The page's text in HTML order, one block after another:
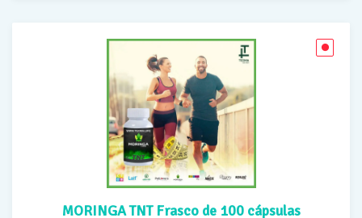
MORINGA TNT Frasco de 100 cápsulas